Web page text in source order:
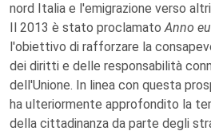
nord Italia e l'emigrazione verso
Il 2013 è stato proclamatoAnno
l'obiettivo di rafforzare la
dei diritti e delle responsabilità
dell'Unione. In linea con questa
ha ulteriormente approfondito la
della cittadinanza da parte degli